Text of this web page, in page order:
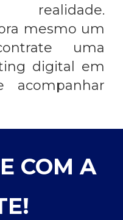
realidade.
mesmo um
uma
digital em
COM A